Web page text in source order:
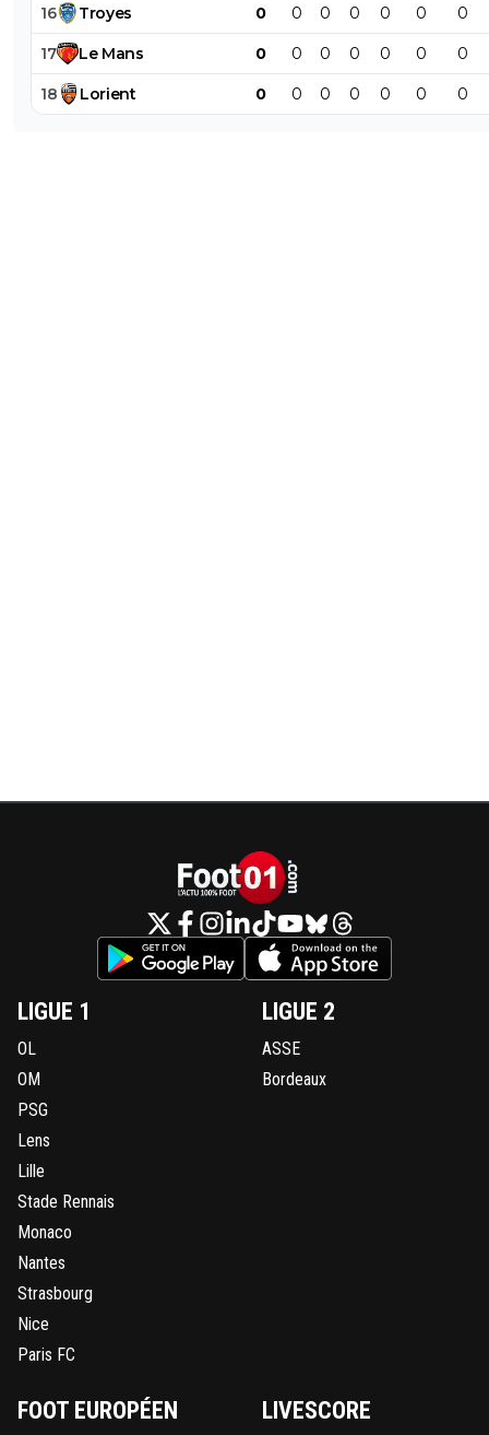
16 Troyes 0 0 0 0 0 0 0
17 Le Mans 0 0 0 0 0 0 0
18 Lorient 0 0 0 0 0 0 0
LIGUE 1
OL
OM
PSG
Lens
Lille
Stade Rennais
Monaco
Nantes
Strasbourg
Nice
Paris FC
LIGUE 2
ASSE
Bordeaux
FOOT EUROPÉEN LIVESCORE